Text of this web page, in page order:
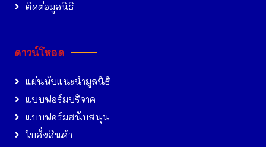
ติดต่อมูลนิธิ
ดาวน์โหลด
แผ่นพับแนะนำมูลนิธิ
แบบฟอร์มบริจาค
แบบฟอร์มสนับสนุน
ใบสั่งสินค้า